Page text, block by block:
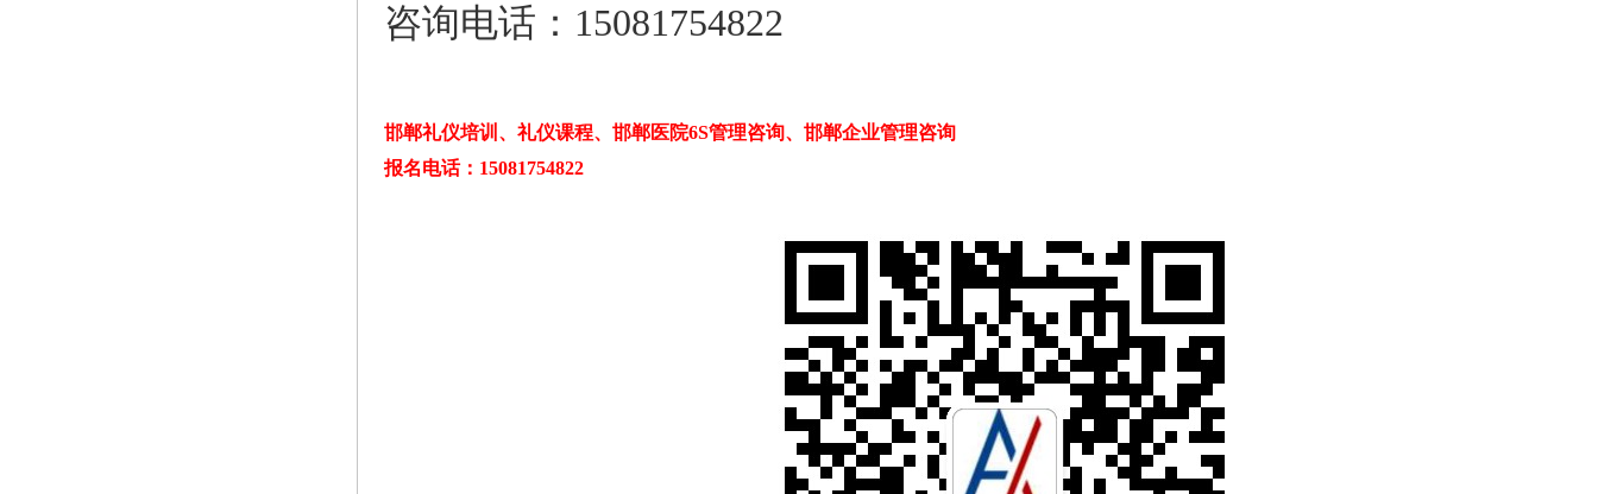
咨询电话：15081754822
邯郸礼仪培训、礼仪课程、邯郸医院6S管理咨询、邯郸企业管理咨询
报名电话：15081754822